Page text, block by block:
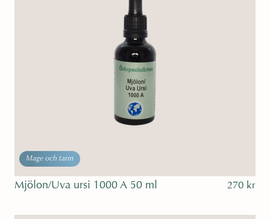
Mage och tarm
Mjölon/Uva ursi 1000 A 50 ml 270 kr